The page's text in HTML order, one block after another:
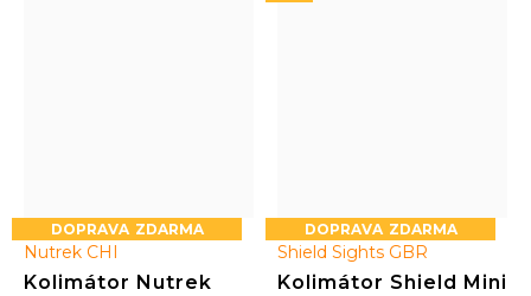
ZDARMA
Nutrek CHI
Kolimátor Nutrek
ZDARMA
Shield Sights GBR
Kolimátor Shield Mini